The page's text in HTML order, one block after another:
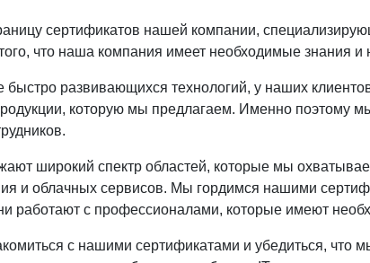
сертификатов нашей компании,
что наша компания имеет необходимые знания
развивающихся технологий, у наших
которую мы предлагаем. Именно
широкий спектр областей, которые мы
и облачных сервисов. Мы гордимся нашими
работают с профессионалами, которые имеют
с нашими сертификатами и убедиться, что